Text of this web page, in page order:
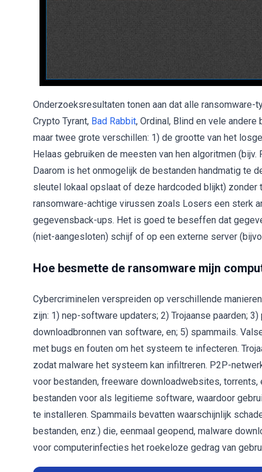
Onderzoeksresultaten tonen aan dat alle
Crypto Tyrant, Bad Rabbit, Ordinal, Blind en vele
maar twee grote verschillen: 1) de grootte van het
Helaas gebruiken de meesten van hen algoritmen
Daarom is het onmogelijk de bestanden handmatig te
sleutel lokaal opslaat of deze hardcoded blijkt)
ransomware-achtige virussen zoals Losers een sterk
gegevensback-ups. Het is goed te beseffen dat
(niet-aangesloten) schijf of op een externe server
Hoe besmette de ransomware mijn
Cybercriminelen verspreiden op verschillende
zijn: 1) nep-software updaters; 2) Trojaanse paarden;
downloadbronnen van software, en; 5) spammails.
met bugs en fouten om het systeem te infecteren.
zodat malware het systeem kan infiltreren. P2P-
voor bestanden, freeware downloadwebsites,
bestanden voor als legitieme software, waardoor
te installeren. Spammails bevatten waarschijnlijk
bestanden, enz.) die, eenmaal geopend, malware
voor computerinfecties het roekeloze gedrag van